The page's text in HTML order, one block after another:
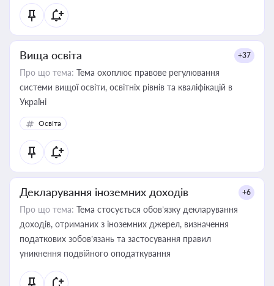
Вища освіта +37
Про що тема: Тема охоплює правове регулювання
системи вищої освіти, освітніх рівнів та кваліфікацій в
Україні
Освіта
Декларування іноземних доходів +6
Про що тема: Тема стосується обов’язку декларування
доходів, отриманих з іноземних джерел, визначення
податкових зобов’язань та застосування правил
уникнення подвійного оподаткування